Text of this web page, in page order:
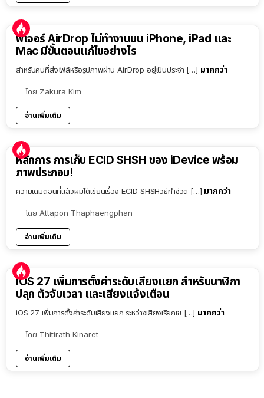
ฟีเจอร์ AirDrop ไม่ทำงานบน iPhone, iPad และ
Mac มีขั้นตอนแก้ไขอย่างไร
สำหรับคนที่ส่งไฟล์หรือรูปภาพผ่าน AirDrop อยู่เป็นประจำ […] มากกว่า
โดย Zakura Kim
อ่านเพิ่มเติม
หลักการ การเก็บ ECID SHSH ของ iDevice พร้อม
ภาพประกอบ!
ความเดิมตอนที่แล้วผมได้เขียนเรื่อง ECID SHSHวิธีทำชีวิต […] มากกว่า
โดย Attapon Thaphaengphan
อ่านเพิ่มเติม
iOS 27 เพิ่มการตั้งค่าระดับเสียงแยก สำหรับนาฬิกา
ปลุก ตัวจับเวลา และเสียงแจ้งเตือน
iOS 27 เพิ่มการตั้งค่าระดับเสียงแยก ระหว่างเสียงเรียกเข […] มากกว่า
โดย Thitirath Kinaret
อ่านเพิ่มเติม